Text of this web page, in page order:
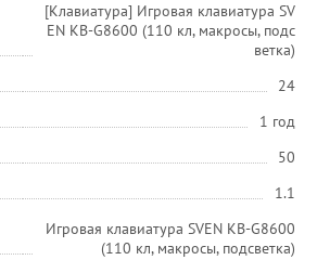
[Клавиатура] Игровая клавиатура SV
EN KB-G8600 (110 кл, макросы, подс
ветка)
24
1 год
50
1.1
Игровая клавиатура SVEN KB-G8600
(110 кл, макросы, подсветка)